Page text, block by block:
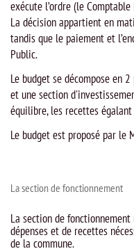
exécute l’ordre (le Comptable
La décision appartient en
tandis que le paiement et
Public.
Le budget se décompose en
et une section
équilibre, les recettes égalant
Le budget est proposé par
La section de fonctionnement
La section de
dépenses et de recettes
de la commune.